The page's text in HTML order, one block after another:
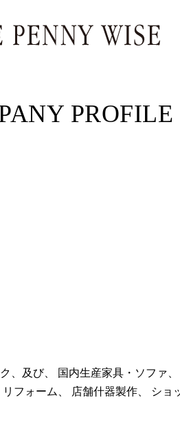
PROFILE
、及び、 国内生産家具・ソファ
フォーム、 店舗什器製作、 ショ